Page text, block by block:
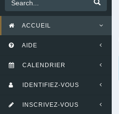
ACCUEIL
AIDE
CALENDRIER
IDENTIFIEZ-VOUS
INSCRIVEZ-VOUS